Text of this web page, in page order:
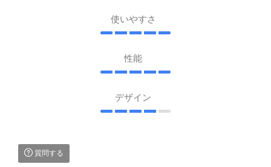
使いやすさ
性能
デザイン
質問する